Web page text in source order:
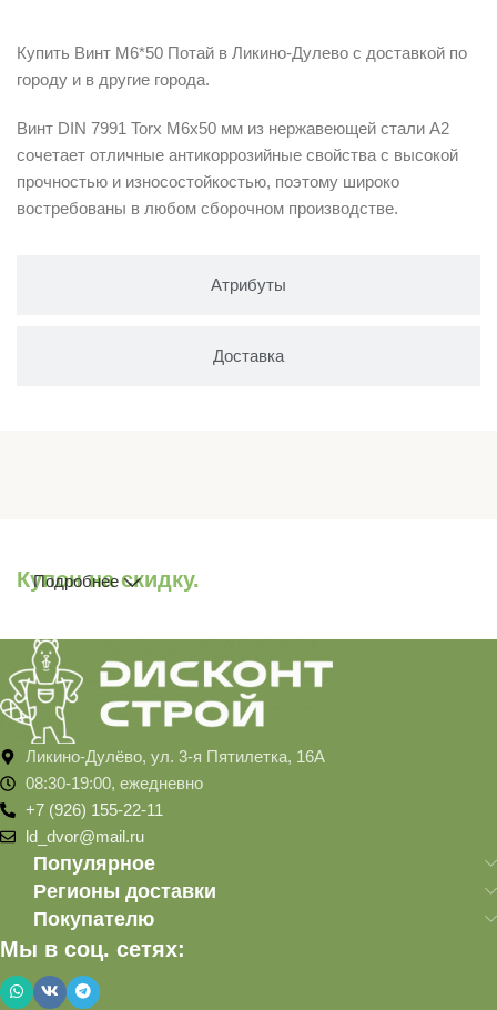
Атрибуты
Доставка
Купить Винт М6*50 Потай в Ликино-Дулево с доставкой по
городу и в другие города.
Винт DIN 7991 Torx М6х50 мм из нержавеющей стали А2
сочетает отличные антикоррозийные свойства с высокой
прочностью и износостойкостью, поэтому широко
востребованы в любом сборочном производстве.
Купон на скидку.
Подробнее
Ликино-Дулёво, ул. 3-я Пятилетка, 16А
08:30-19:00, ежедневно
+7 (926) 155-22-11
ld_dvor@mail.ru
Популярное
Регионы доставки
Покупателю
Мы в соц. сетях: